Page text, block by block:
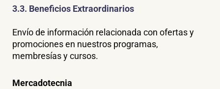
3.3. Beneficios Extraordinarios
Envío de información relacionada con ofertas y
promociones en nuestros programas,
membresías y cursos.
Mercadotecnia